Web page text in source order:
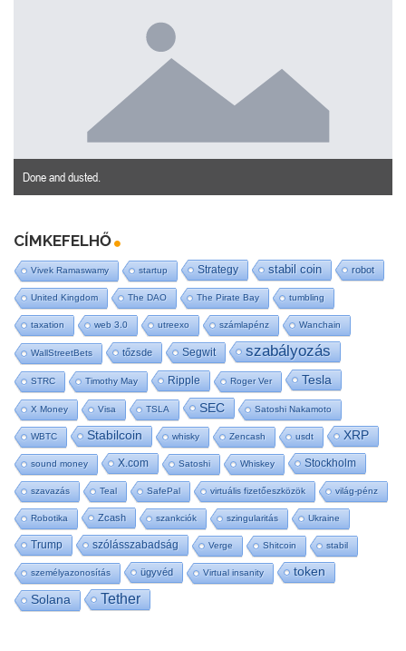
Done and dusted.
CÍMKEFELHŐ
Vivek Ramaswamy startup Strategy stabil coin robot
United Kingdom The DAO The Pirate Bay tumbling
taxation web 3.0 utreexo számlapénz Wanchain
WallStreetBets tőzsde Segwit szabályozás
STRC Timothy May Ripple Roger Ver Tesla
X Money Visa TSLA SEC Satoshi Nakamoto
WBTC Stabilcoin whisky Zencash usdt XRP
sound money X.com Satoshi Whiskey Stockholm
szavazás Teal SafePal virtuális fizetőeszközök világ-pénz
Robotika Zcash szankciók szingularitás Ukraine
Trump szólásszabadság Verge Shitcoin stabil
személyazonosítás ügyvéd Virtual insanity token
Solana Tether